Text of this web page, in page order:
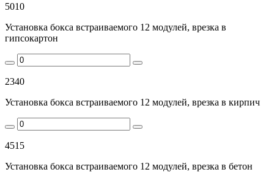
5010
Установка бокса встраиваемого 12 модулей, врезка в
гипсокартон
2340
Установка бокса встраиваемого 12 модулей, врезка в кирпич
4515
Установка бокса встраиваемого 12 модулей, врезка в бетон